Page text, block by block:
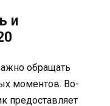
и
обращать
моментов. Во-
предоставляет